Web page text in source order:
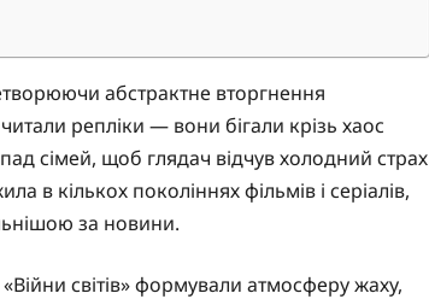
абстрактне вторгнення
репліки — вони бігали крізь хаос
сімей, щоб глядач відчув холодний страх
в кількох поколіннях фільмів і серіалів,
за новини.
світів» формували атмосферу жаху,